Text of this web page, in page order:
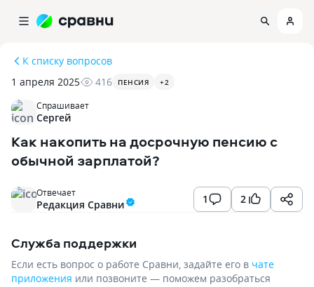
К списку вопросов
1 апреля 2025
416 ПЕНСИЯ +2
Спрашивает
Сергей
Как накопить на досрочную пенсию с
обычной зарплатой?
2
1
Отвечает
Редакция Сравни
Служба поддержки
Если есть вопрос о работе Сравни, задайте его в чате
приложения или позвоните — поможем разобраться